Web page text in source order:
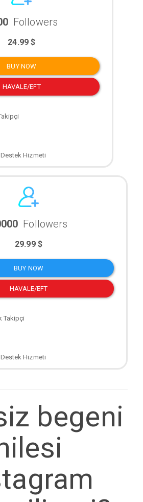
Followers
24.99 $
BUY NOW
HAVALE/EFT
Destek Hizmeti
Followers
29.99 $
BUY NOW
HAVALE/EFT
Takipçi
Destek Hizmeti
begeni